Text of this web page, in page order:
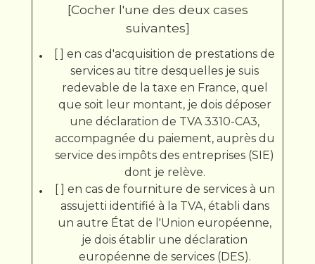
[Cocher l'une des deux cases
suivantes]
[ ] en cas d'acquisition de prestations de
services au titre desquelles je suis
redevable de la taxe en France, quel
que soit leur montant, je dois déposer
une déclaration de TVA 3310-CA3,
accompagnée du paiement, auprès du
service des impôts des entreprises (SIE)
dont je relève.
[ ] en cas de fourniture de services à un
assujetti identifié à la TVA, établi dans
un autre État de l'Union européenne,
je dois établir une déclaration
européenne de services (DES).